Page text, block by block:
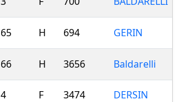
65 H 694 GERIN
66 H 3656 Baldarelli
4 F 3474 DERSIN